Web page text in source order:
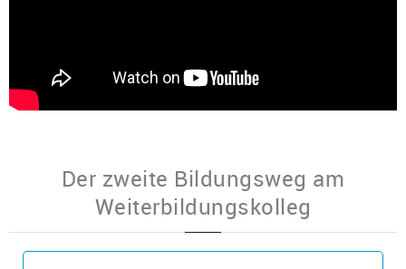
Der zweite Bildungsweg am
Weiterbildungskolleg